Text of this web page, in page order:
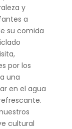
y
a
su comida
por los
una
en el agua
cultural